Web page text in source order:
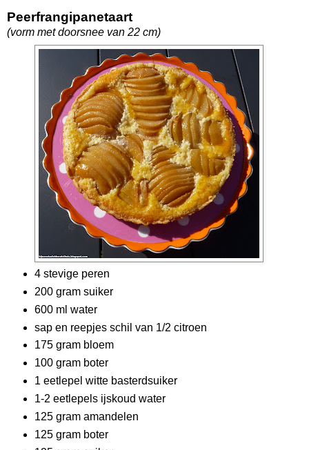
Peerfrangipanetaart
(vorm met doorsnee van 22 cm)
4 stevige peren
200 gram suiker
600 ml water
sap en reepjes schil van 1/2 citroen
175 gram bloem
100 gram boter
1 eetlepel witte basterdsuiker
1-2 eetlepels ijskoud water
125 gram amandelen
125 gram boter